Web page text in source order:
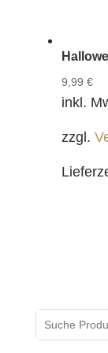
9,99 €
inkl.
zzgl.